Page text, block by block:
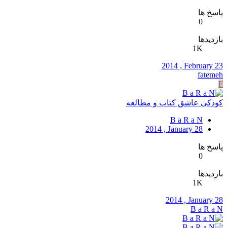
پاسخ ها
0
بازدیدها
1K
2014 , February 23
fatemeh
F
کودکی عاشق کتاب و مطالعه
B a R a N
2014 , January 28
پاسخ ها
0
بازدیدها
1K
2014 , January 28
B a R a N